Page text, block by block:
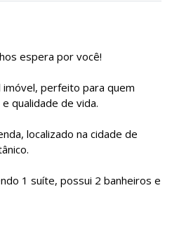
espera por você!
perfeito para quem
qualidade de vida.
localizado na cidade de
1 suíte, possui 2 banheiros e